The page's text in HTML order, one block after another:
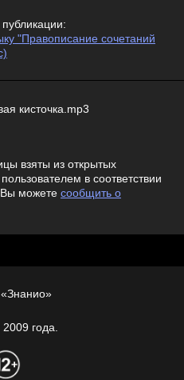
"Правописание сочетаний
кисточка.mp3
взяты из открытых
в соответствии
Вы можете сообщить о
года.